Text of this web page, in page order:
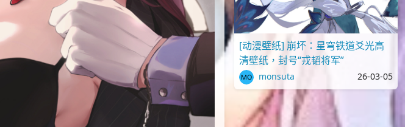
[动漫壁纸] 崩坏：星穹铁道爻光高
清壁纸，封号“戎韬将军”
monsuta 26-03-05